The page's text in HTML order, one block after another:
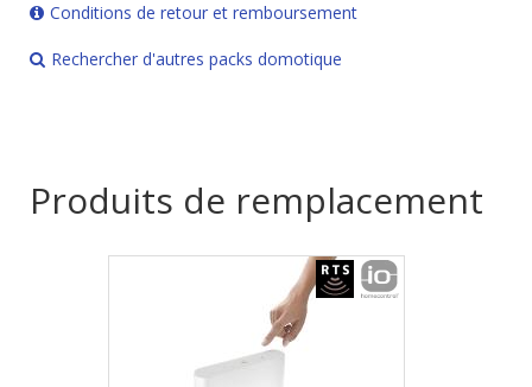
Conditions de retour et remboursement
Rechercher d'autres packs domotique
Produits de remplacement